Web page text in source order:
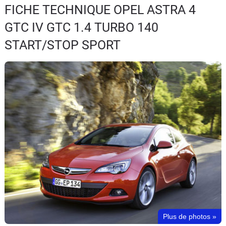
Essais
Guide
d'achat
Electriques
Utilitaires
Flottes
Auto
Services
Forum
FICHE TECHNIQUE OPEL ASTRA 4
GTC IV GTC 1.4 TURBO 140
START/STOP SPORT
Plus de photos »